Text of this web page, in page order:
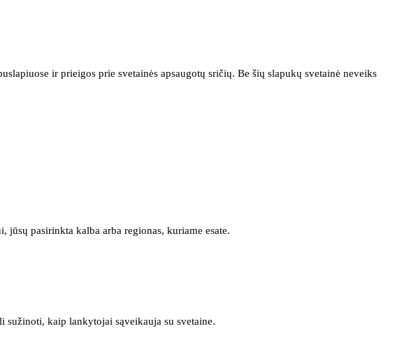
ir prieigos prie svetainės apsaugotų sričių. Be šių slapukų svetainė neveiks
pasirinkta kalba arba regionas, kuriame esate.
sužinoti, kaip lankytojai sąveikauja su svetaine.